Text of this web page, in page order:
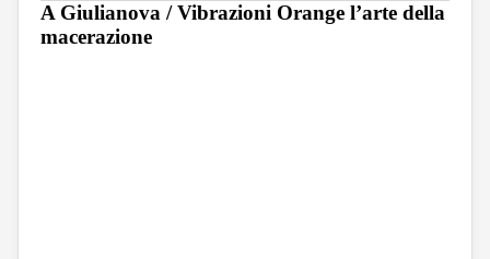
A Giulianova / Vibrazioni Orange l’arte della
macerazione